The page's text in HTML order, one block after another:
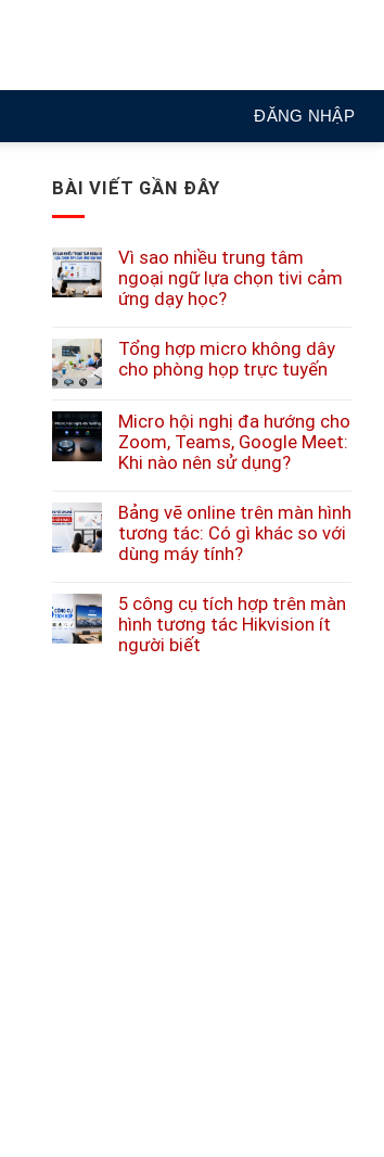
ĐĂNG NHẬP
BÀI VIẾT GẦN ĐÂY
Vì sao nhiều trung tâm
ngoại ngữ lựa chọn tivi cảm
ứng dạy học?
Tổng hợp micro không dây
cho phòng họp trực tuyến
Micro hội nghị đa hướng cho
Zoom, Teams, Google Meet:
Khi nào nên sử dụng?
Bảng vẽ online trên màn hình
tương tác: Có gì khác so với
dùng máy tính?
5 công cụ tích hợp trên màn
hình tương tác Hikvision ít
người biết